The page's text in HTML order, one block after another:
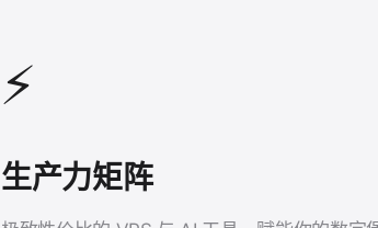
⚡
生产力矩阵